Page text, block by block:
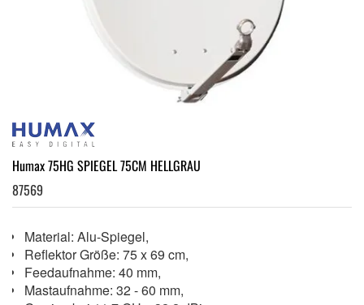
Humax 75HG SPIEGEL 75CM HELLGRAU
87569
Material: Alu-Spiegel,
Reflektor Größe: 75 x 69 cm,
Feedaufnahme: 40 mm,
Mastaufnahme: 32 - 60 mm,